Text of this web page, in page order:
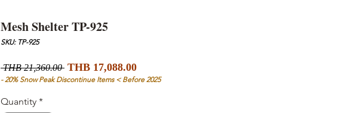
Mesh Shelter TP-925
SKU: TP-925
THB 21,360.00 Regular
Price
THB 17,088.00Sale
Price
- 20% Snow Peak Discontinue Items < Before 2025
Quantity *